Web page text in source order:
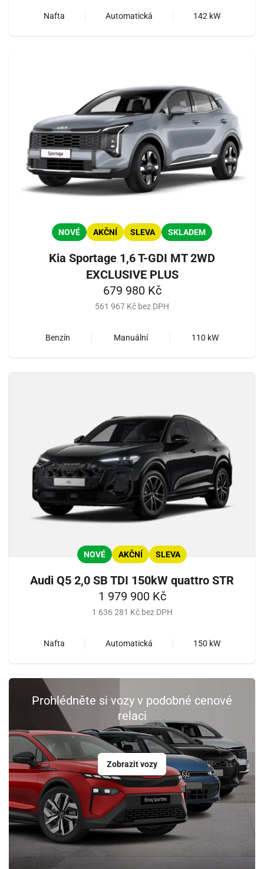
Nafta Automatická 142 kW
NOVÉ AKČNÍ SLEVA SKLADEM
Kia Sportage 1,6 T-GDI MT 2WD
EXCLUSIVE PLUS
679 980 Kč
561 967 Kč bez DPH
Benzín Manuální 110 kW
NOVÉ AKČNÍ SLEVA
Audi Q5 2,0 SB TDI 150kW quattro STR
1 979 900 Kč
1 636 281 Kč bez DPH
Nafta Automatická 150 kW
Prohlédněte si vozy v podobné cenové
relaci
Zobrazit vozy